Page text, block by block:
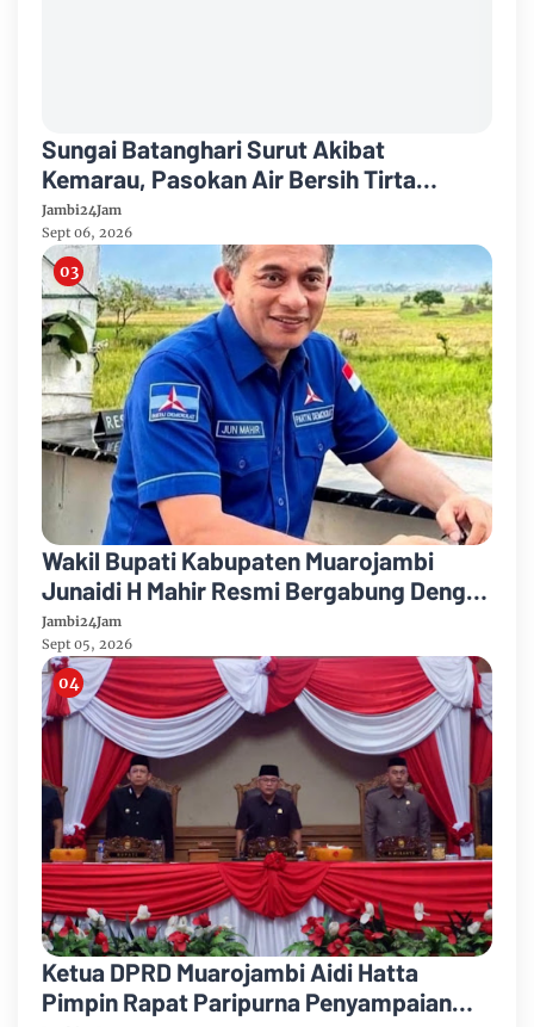
Sungai Batanghari Surut Akibat
Kemarau, Pasokan Air Bersih Tirta
Mayang Jambi Keruh
Jambi24Jam
Sept 06, 2026
Wakil Bupati Kabupaten Muarojambi
Junaidi H Mahir Resmi Bergabung Dengan
Partai Demikrat
Jambi24Jam
Sept 05, 2026
Ketua DPRD Muarojambi Aidi Hatta
Pimpin Rapat Paripurna Penyampaian